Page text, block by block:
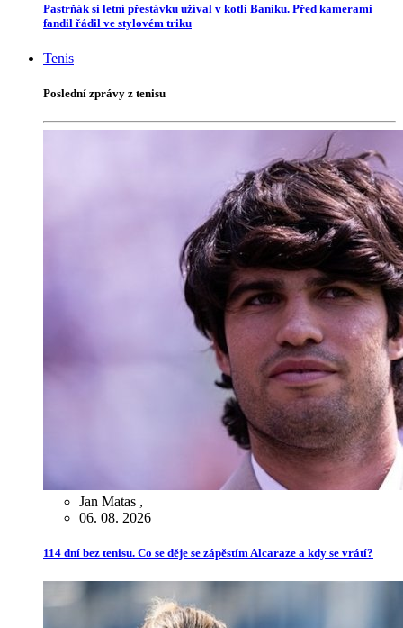
Pastrňák si letní přestávku užíval v kotli Baníku. Před kamerami
fandil řádil ve stylovém triku
Tenis
Poslední zprávy z tenisu
Jan Matas ,
06. 08. 2026
114 dní bez tenisu. Co se děje se zápěstím Alcaraze a kdy se vrátí?